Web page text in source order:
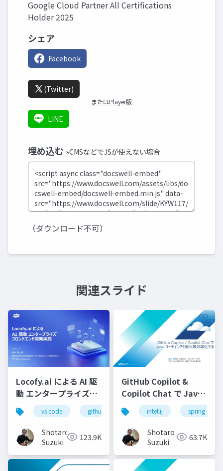
Google Cloud Partner All Certifications
Holder 2025
シェア
Facebook
(Twitter)
またはPlayer版
LINE
埋め込む »CMSなどでJSが使えない場合
（ダウンロード不可）
関連スライド
Locofy.ai による AI 駆
動 エンタープライズフ
ロンドエンド開発実践-
s
vs code github copilot gemini locofy.ai
Shotaro
Suzuki
123.9K
GitHub Copilot &
Copilot Chat で Java
コーディングを最大限
効率化する-配布用
intellij spring starter
Shotaro
Suzuki
63.7K